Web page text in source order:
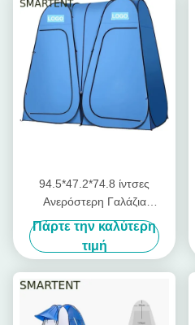
94.5*47.2*74.8 ίντσες
Ανερόστερη Γαλάζια
Πολυέστερ 190T
Αναδυόμενες σκηνές
ιδιωτικής ζωής με πλήρη
κάλυψη και άμεση ρύθμιση
Πάρτε την καλύτερη
τιμή